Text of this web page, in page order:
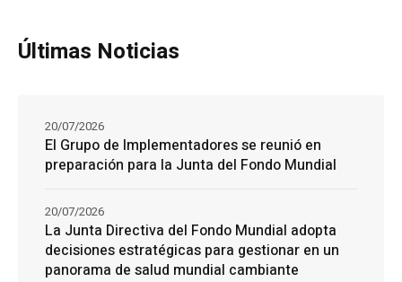
Últimas Noticias
El Grupo de Implementadores se reunió en
preparación para la Junta del Fondo Mundial
20/07/2026
La Junta Directiva del Fondo Mundial adopta
decisiones estratégicas para gestionar en un
panorama de salud mundial cambiante
20/07/2026